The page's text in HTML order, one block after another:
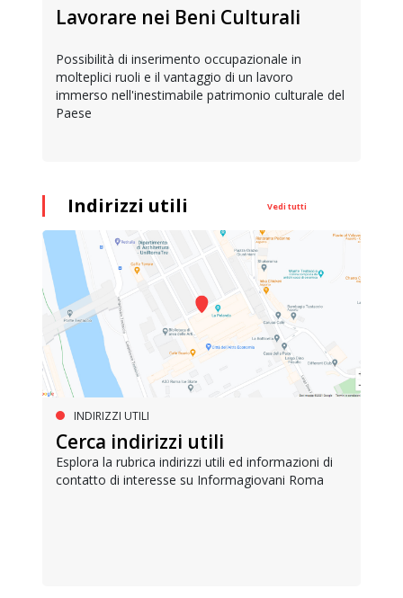
Lavorare nei Beni Culturali
Possibilità di inserimento occupazionale in
molteplici ruoli e il vantaggio di un lavoro
immerso nell'inestimabile patrimonio culturale del
Paese
Indirizzi utili Vedi tutti
INDIRIZZI UTILI
Cerca indirizzi utili
Esplora la rubrica indirizzi utili ed informazioni di
contatto di interesse su Informagiovani Roma